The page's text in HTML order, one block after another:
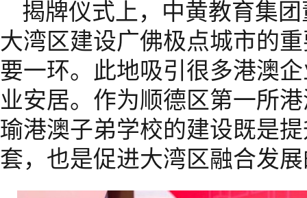
揭牌仪式上，中黄教育集
大湾区建设广佛极点城市的
要一环。此地吸引很多港澳
业安居。作为顺德区第一所
瑜港澳子弟学校的建设既是
套，也是促进大湾区融合发